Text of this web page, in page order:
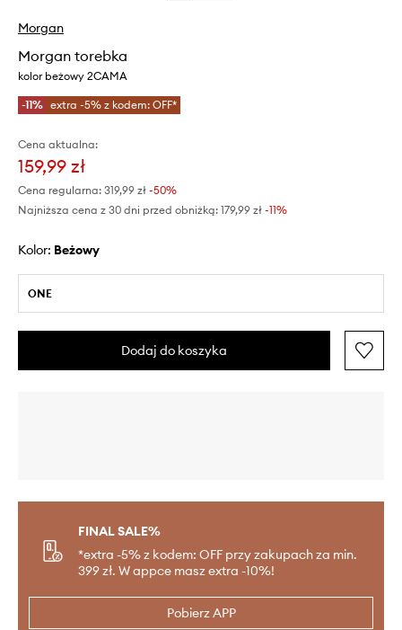
Morgan
Morgan torebka
kolor beżowy 2CAMA
-11% extra -5% z kodem: OFF*
Cena aktualna:
159,99 zł
Cena regularna: 319,99 zł -50%
Najniższa cena z 30 dni przed obniżką: 179,99 zł -11%
Kolor: beżowy
ONE
Dodaj do koszyka
FINAL SALE%
*extra -5% z kodem: OFF przy zakupach za min.
399 zł. W appce masz extra -10%!
Pobierz APP